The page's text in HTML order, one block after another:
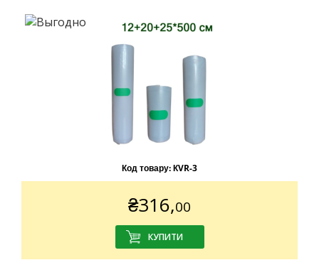
Код товару:КVR-3
₴316,00